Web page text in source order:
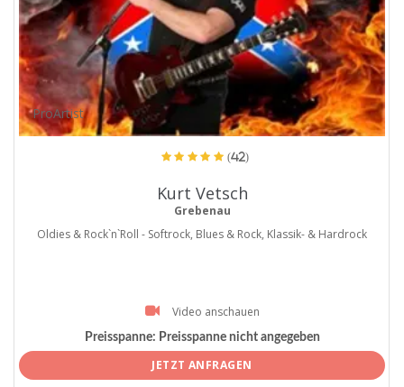
ProArtist
(42)
Kurt Vetsch
Grebenau
Oldies & Rock`n`Roll - Softrock, Blues & Rock, Klassik- & Hardrock
Video anschauen
Preisspanne: Preisspanne nicht angegeben
JETZT ANFRAGEN